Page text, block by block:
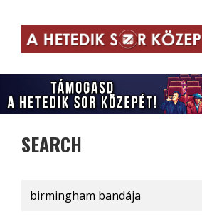
SEARCH
Search
for: